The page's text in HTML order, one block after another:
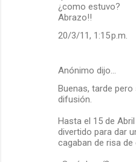
¿como estuvo?
Abrazo!!
20/3/11, 1:15 p.m.
Anónimo dijo…
Buenas, tarde
difusión.
Hasta el 15 de
divertido para dar
cagaban de risa